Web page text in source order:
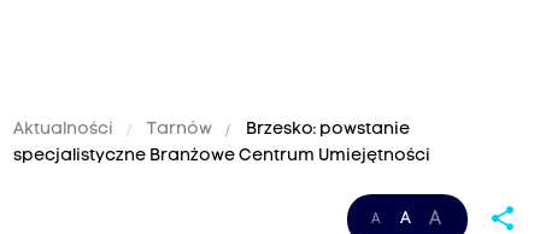
Aktualności Tarnów
Brzesko: powstanie
specjalistyczne Branżowe Centrum Umiejętności
A A A share